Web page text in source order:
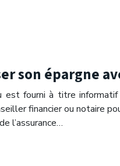
son épargne
est fourni à titre
financier ou notaire
l’assurance…